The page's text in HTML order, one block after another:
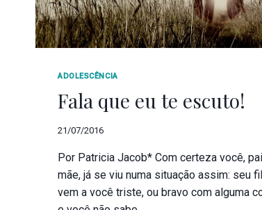
ADOLESCÊNCIA
Fala que eu te escuto!
21/07/2016
Por Patricia Jacob* Com certeza você,
mãe, já se viu numa situação assim: seu
vem a você triste, ou bravo com alguma